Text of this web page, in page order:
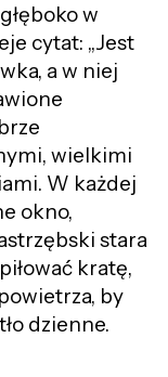
w
cytat: „Jest
a w niej
wielkimi
W każdej
okno,
stara
kratę,
by
dzienne.